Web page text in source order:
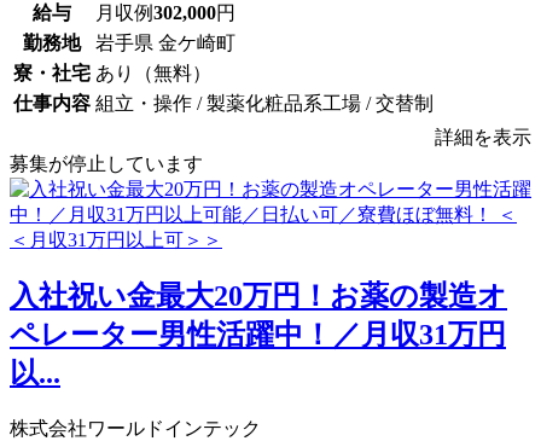
給与 月収例302,000円
勤務地
岩手県 金ケ崎町
寮・社宅 あり（無料）
仕事内容 組立・操作 / 製薬化粧品系工場 / 交替制
詳細を表示
募集が停止しています
入社祝い金最大20万円！お薬の製造オ
ペレーター男性活躍中！／月収31万円
以...
株式会社ワールドインテック